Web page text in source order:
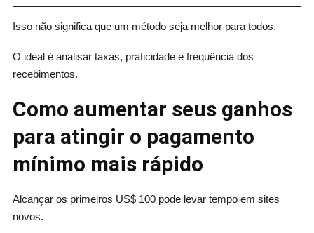
Isso não significa que um método seja melhor para todos.
O ideal é analisar taxas, praticidade e frequência dos
recebimentos.
Como aumentar seus ganhos
para atingir o pagamento
mínimo mais rápido
Alcançar os primeiros US$ 100 pode levar tempo em sites
novos.